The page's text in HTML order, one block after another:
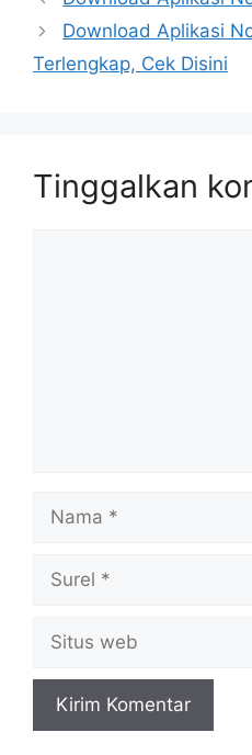
Download Aplikasi
Terlengkap, Cek Disini
Tinggalkan
Nama
Surel
Situs
web